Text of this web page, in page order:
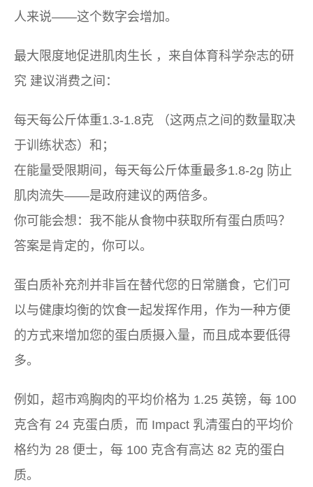
人来说——这个数字会增加。
最大限度地促进肌肉生长 ，来自 体育科学杂志的研
究 建议消费之间：
每天每公斤体重1.3-1.8克 （这两点之间的数量取决
于训练状态）和；
在能量受限期间，每天每公斤体重最多1.8-2g 防止
肌肉流失——是政府建议的两倍多。
你可能会想：我不能从食物中获取所有蛋白质吗？
答案是肯定的，你可以。
蛋白质补充剂并非旨在替代您的日常膳食，它们可
以与健康均衡的饮食一起发挥作用，作为一种方便
的方式来增加您的蛋白质摄入量，而且成本要低得
多。
例如，超市鸡胸肉的平均价格为 1.25 英镑，每 100
克含有 24 克蛋白质，而 Impact 乳清蛋白的平均价
格约为 28 便士，每 100 克含有高达 82 克的蛋白
质。